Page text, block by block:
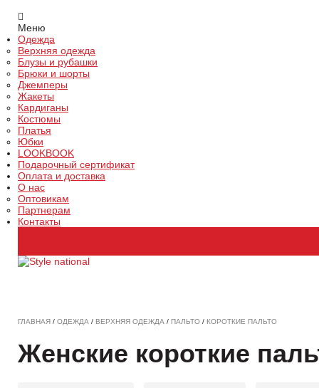
Меню
Одежда
Верхняя одежда
Блузы и рубашки
Брюки и шорты
Джемперы
Жакеты
Кардиганы
Костюмы
Платья
Юбки
LOOKBOOK
Подарочный сертификат
Оплата и доставка
О нас
Оптовикам
Партнерам
Контакты
ГЛАВНАЯ / ОДЕЖДА / ВЕРХНЯЯ ОДЕЖДА / ПАЛЬТО / КОРОТКИЕ ПАЛЬТО
Женские короткие